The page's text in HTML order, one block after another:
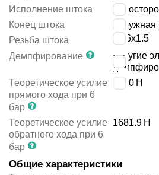
Исполнение штока
Конец штока
наружная
Резьба штока
M16x1.5
Демпфирование
упругие
Теоретическое усилие
прямого хода при 6
бар
1870 Н
Теоретическое усилие
обратного хода при 6
бар
1681.9 Н
Общие характеристики